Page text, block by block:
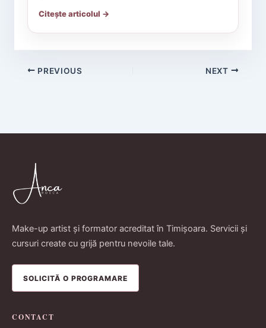
Citește articolul →
PREVIOUS NEXT
Make-up artist și formator acreditat în Timișoara. Servicii și
cursuri create cu grijă pentru nevoile tale.
SOLICITĂ O PROGRAMARE
CONTACT